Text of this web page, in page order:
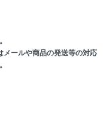
ールや商品の発送等の対応